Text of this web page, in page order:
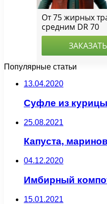
Популярные статьи
13.04.2020
Суфле из
25.08.2021
Капуста,
04.12.2020
Имбирный
15.01.2021